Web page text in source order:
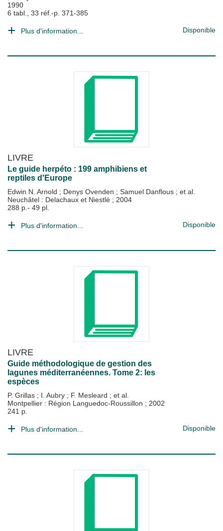
1990
6 tabl., 33 réf.-p. 371-385
Plus d'information... Disponible
LIVRE
Le guide herpéto : 199 amphibiens et
reptiles d'Europe
Edwin N. Arnold ; Denys Ovenden ; Samuel Danflous ; et al.
Neuchâtel : Delachaux et Niestlé ; 2004
288 p.- 49 pl.
Plus d'information... Disponible
LIVRE
Guide méthodologique de gestion des
lagunes méditerranéennes. Tome 2: les
espèces
P. Grillas ; I. Aubry ; F. Mesleard ; et al.
Montpellier : Région Languedoc-Roussillon ; 2002
241 p.
Plus d'information... Disponible